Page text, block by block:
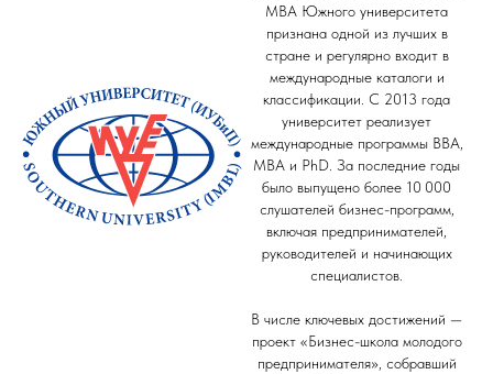
MBA Южного университета
признана одной из лучших в
стране и регулярно входит в
международные каталоги и
классификации. С 2013 года
университет реализует
международные программы BBA,
MBA и PhD. За последние годы
было выпущено более 10 000
слушателей бизнес-программ,
включая предпринимателей,
руководителей и начинающих
специалистов.
В числе ключевых достижений —
проект «Бизнес-школа молодого
предпринимателя», собравший